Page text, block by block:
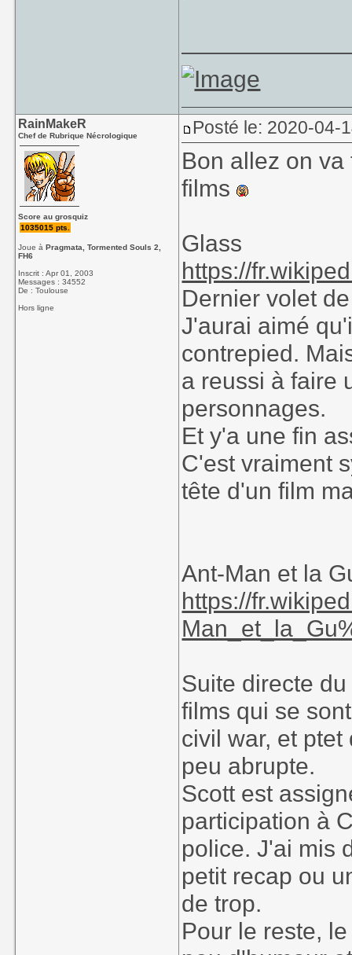
RainMakeR
Chef de Rubrique Nécrologique
Score au grosquiz
1035015 pts.
Joue àPragmata, Tormented Souls 2,
FH6
Inscrit : Apr 01, 2003
Messages : 34552
De : Toulouse
Hors ligne
Posté le: 2020-04-
Bon allez on
films
Glass
https://
Dernier volet
J'aurai aimé
contrepied.
a reussi à faire
personnages.
Et y'a une fin
C'est vraiment
tête d'un film
Ant-Man et la
https://
Suite directe
films qui se
civil war, et
peu abrupte.
Scott est
participation à
police. J'ai mis
petit recap ou
de trop.
Pour le reste,